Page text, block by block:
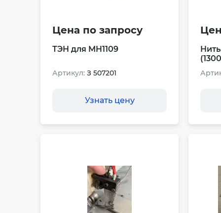
Цена по запросу
ТЭН для MH1109
Артикул: З 507201
Узнать цену